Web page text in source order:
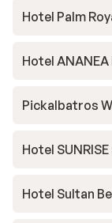
Hotel Palm
Hotel
Pickalbatros
Hotel
Hotel Sultan